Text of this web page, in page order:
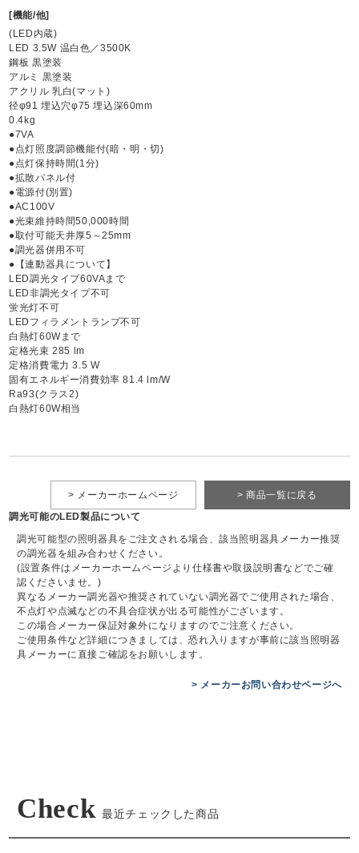
[機能/他]
(LED内蔵)
LED 3.5W 温白色／3500K
鋼板 黒塗装
アルミ 黒塗装
アクリル 乳白(マット)
径φ91 埋込穴φ75 埋込深60mm
0.4kg
●7VA
●点灯照度調節機能付(暗・明・切)
●点灯保持時間(1分)
●拡散パネル付
●電源付(別置)
●AC100V
●光束維持時間50,000時間
●取付可能天井厚5～25mm
●調光器併用不可
●【連動器具について】
LED調光タイプ60VAまで
LED非調光タイプ不可
蛍光灯不可
LEDフィラメントランプ不可
白熱灯60Wまで
定格光束 285 lm
定格消費電力 3.5 W
固有エネルギー消費効率 81.4 lm/W
Ra93(クラス2)
白熱灯60W相当
> 商品一覧に戻る
> メーカーホームページ
調光可能のLED製品について
調光可能型の照明器具をご注文される場合、該当照明器具メーカー推奨
の調光器を組み合わせください。
(設置条件はメーカーホームページより仕様書や取扱説明書などでご確
認くださいませ。)
異なるメーカー調光器や推奨されていない調光器でご使用された場合、
不点灯や点滅などの不具合症状が出る可能性がございます。
この場合メーカー保証対象外になりますのでご注意ください。
ご使用条件など詳細につきましては、恐れ入りますが事前に該当照明器
具メーカーに直接ご確認をお願いします。
> メーカーお問い合わせページへ
Check 最近チェックした商品